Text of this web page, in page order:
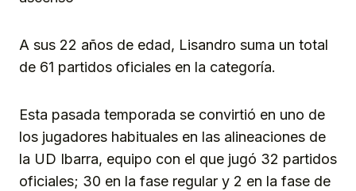
A sus 22 años de edad, Lisandro suma un total
de 61 partidos oficiales en la categoría.
Esta pasada temporada se convirtió en uno de
los jugadores habituales en las alineaciones de
la UD Ibarra, equipo con el que jugó 32 partidos
oficiales; 30 en la fase regular y 2 en la fase de